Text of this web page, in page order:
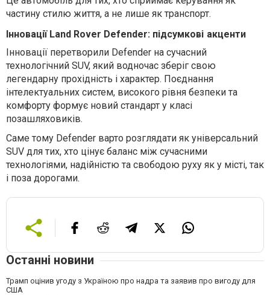
частину стилю життя, а не лише як транспорт.
ІнноваціїLand Rover Defender: підсумкові акценти
Інновації перетворили Defender на сучасний
технологічний SUV, який водночас зберіг свою
легендарну прохідність і характер. Поєднання
інтелектуальних систем, високого рівня безпеки та
комфорту формує новий стандарт у класі
позашляховиків.
Саме тому Defender варто розглядати як універсальний
SUV для тих, хто цінує баланс між сучасними
технологіями, надійністю та свободою руху як у місті, так
і поза дорогами.
Останні новини
Трамп оцінив угоду з Україною про надра та заявив про вигоду для
США